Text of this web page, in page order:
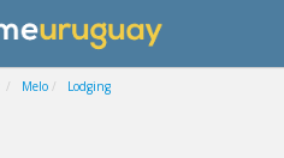
Melo Lodging